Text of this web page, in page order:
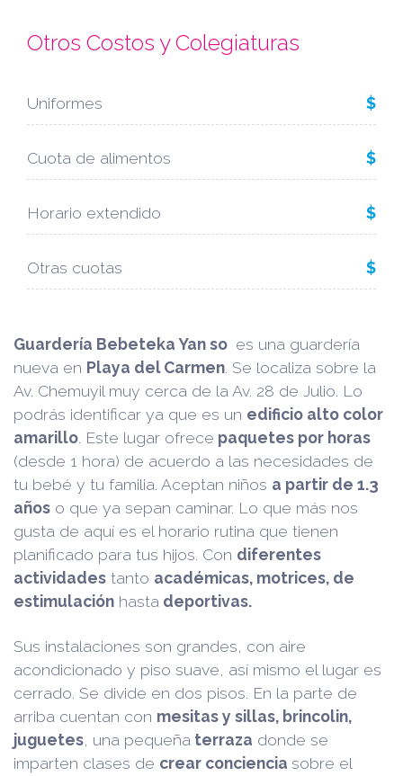
Otros Costos y Colegiaturas
Uniformes $
Cuota de alimentos $
Horario extendido $
Otras cuotas $
Guardería Bebeteka Yan so es una guardería
nueva en Playa del Carmen . Se localiza sobre la
Av. Chemuyil muy cerca de la Av. 28 de Julio. Lo
podrás identificar ya que es un edificio alto color
amarillo . Este lugar ofrece paquetes por horas
(desde 1 hora) de acuerdo a las necesidades de
tu bebé y tu familia. Aceptan niños a partir de 1.3
años o que ya sepan caminar. Lo que más nos
gusta de aquí es el horario rutina que tienen
planificado para tus hijos. Con diferentes
actividades tanto académicas, motrices, de
estimulación hasta deportivas.
Sus instalaciones son grandes, con aire
acondicionado y piso suave, así mismo el lugar es
cerrado. Se divide en dos pisos. En la parte de
arriba cuentan con mesitas y sillas, brincolin,
juguetes , una pequeña terraza donde se
imparten clases de crear conciencia sobre el